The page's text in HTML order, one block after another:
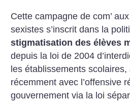
Cette campagne de com’
sexistes s’inscrit dans la
stigmatisation des élèves
depuis la loi de 2004
les établissements
récemment avec l’offensive
gouvernement via la loi